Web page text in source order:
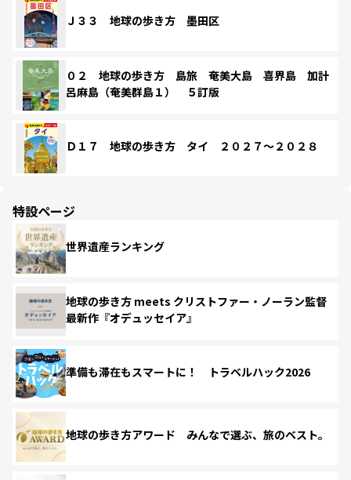
Ｊ３３ 地球の歩き方 墨田区
０２ 地球の歩き方 島旅 奄美大島 喜界島 加計
呂麻島（奄美群島１） ５訂版
Ｄ１７ 地球の歩き方 タイ ２０２７～２０２８
特設ページ
世界遺産ランキング
地球の歩き方 meets クリストファー・ノーラン監督
最新作『オデュッセイア』
準備も滞在もスマートに！ トラベルハック2026
地球の歩き方アワード みんなで選ぶ、旅のベスト。